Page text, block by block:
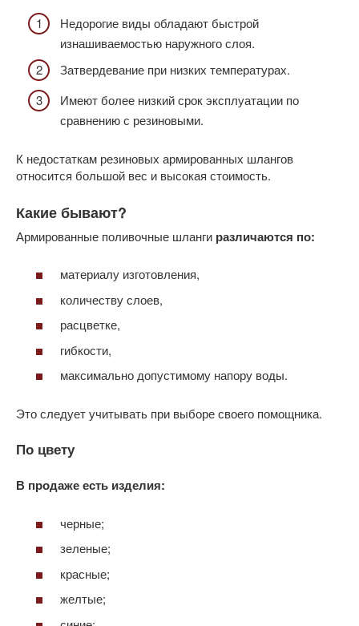
Недорогие виды обладают быстрой
изнашиваемостью наружного слоя.
Затвердевание при низких температурах.
Имеют более низкий срок эксплуатации по
сравнению с резиновыми.
К недостаткам резиновых армированных шлангов
относится большой вес и высокая стоимость.
Какие бывают?
Армированные поливочные шланги различаются по:
материалу изготовления,
количеству слоев,
расцветке,
гибкости,
максимально допустимому напору воды.
Это следует учитывать при выборе своего помощника.
По цвету
В продаже есть изделия:
черные;
зеленые;
красные;
желтые;